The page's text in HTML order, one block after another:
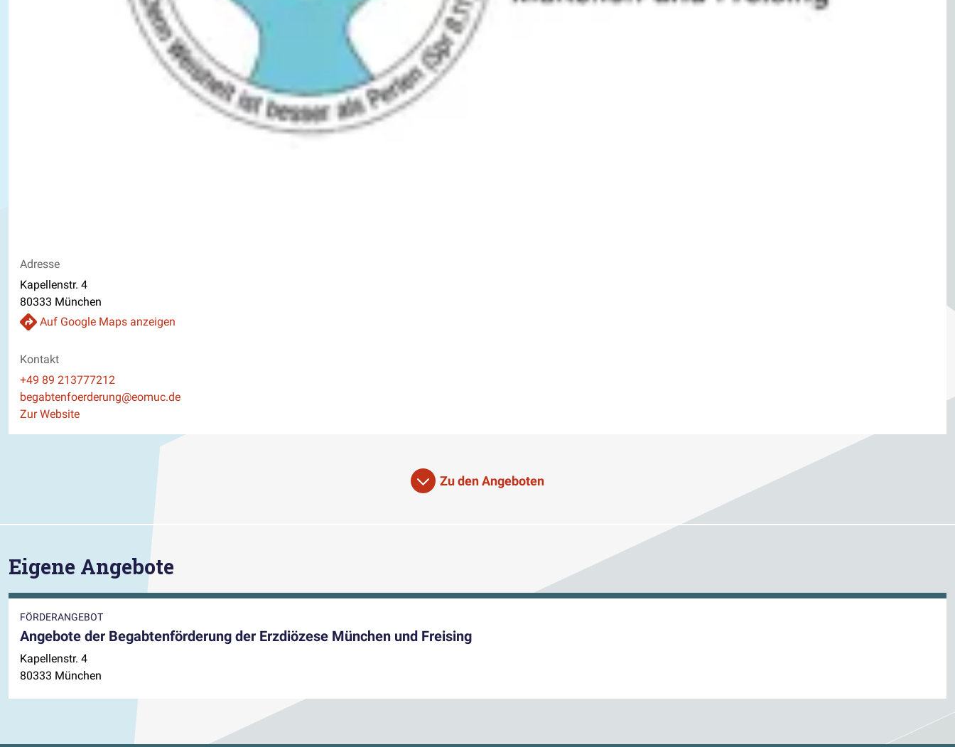
Adresse
Kapellenstr. 4
80333 München
Auf Google Maps anzeigen
Kontakt
Telefon
+49 89 213777212
E-Mail
begabtenfoerderung@eomuc.de
Website
Zur Website
Zu den Angeboten
Eigene Angebote
FÖRDERANGEBOT
Angebote der Begabtenförderung der Erzdiözese München und Freising
Kapellenstr. 4
80333 München